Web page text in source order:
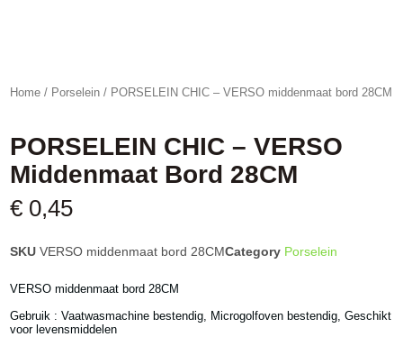
Home / Porselein / PORSELEIN CHIC – VERSO middenmaat bord 28CM
PORSELEIN CHIC – VERSO
Middenmaat Bord 28CM
€ 0,45
SKU VERSO middenmaat bord 28CMCategory Porselein
VERSO middenmaat bord 28CM
Gebruik : Vaatwasmachine bestendig, Microgolfoven bestendig, Geschikt
voor levensmiddelen